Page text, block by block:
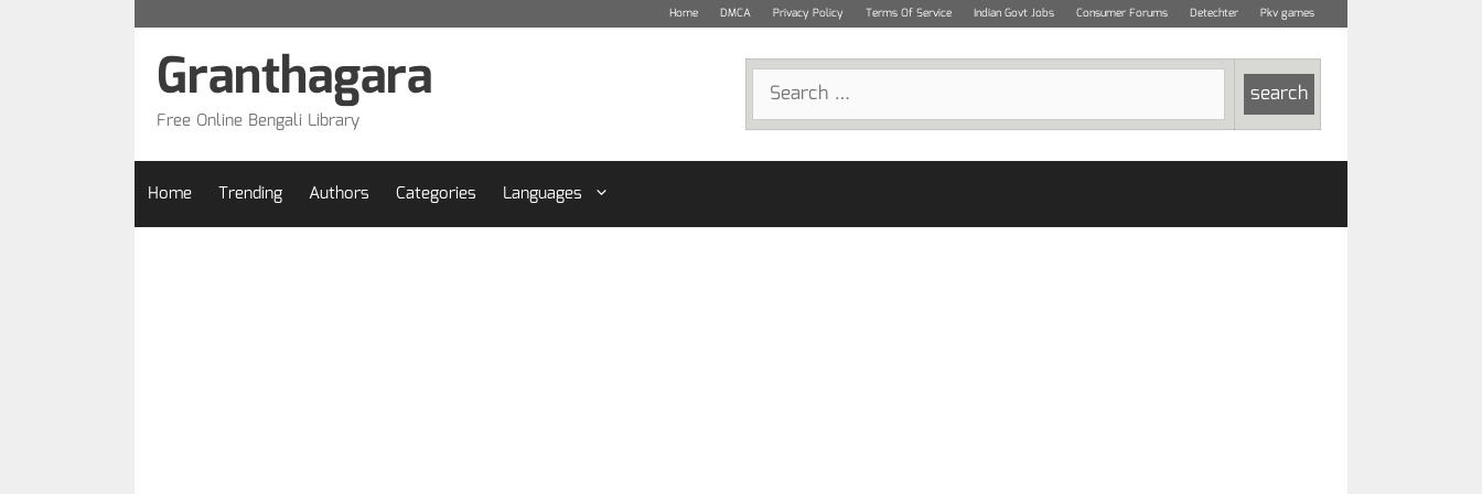
Home DMCA Privacy Policy Terms Of Service Indian Govt Jobs Consumer Forums Detechter Pkv games
Search
for:
Granthagara
Free Online Bengali Library
Home Trending Authors Categories Languages